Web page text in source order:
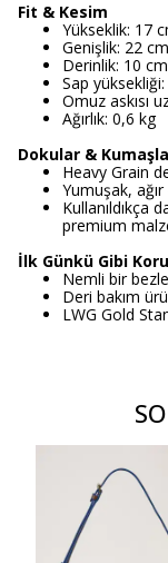
Fit & Kesim
Yükseklik: 17
Genişlik: 22 cm
Derinlik: 10 cm
Sap
Omuz askısı
Ağırlık: 0,6 kg
Dokular &
Heavy Grain
Yumuşak,
Kullanıldıkça
premium
İlk Günkü Gibi
Nemli bir
Deri bakım
LWG Gold